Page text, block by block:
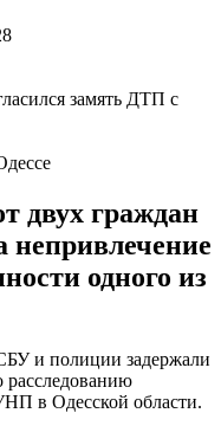
двух граждан
непривлечение
одного из
и полиции задержали
расследованию
в Одесской области.